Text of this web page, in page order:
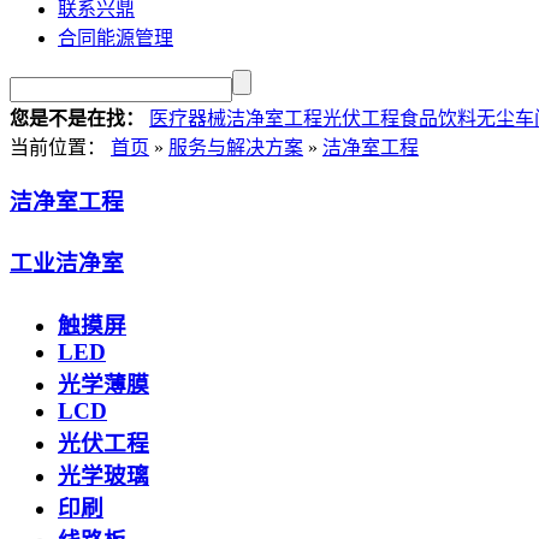
联系兴鼎
合同能源管理
您是不是在找： 医疗器械洁净室工程光伏工程食品饮料无尘车
当前位置：
首页 » 服务与解决方案 » 洁净室工程
洁净室工程
工业洁净室
触摸屏
LED
光学薄膜
LCD
光伏工程
光学玻璃
印刷